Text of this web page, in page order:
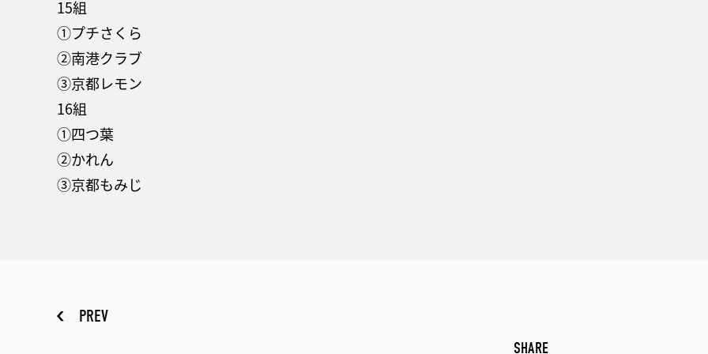
15組
①プチさくら
②南港クラブ
③京都レモン
16組
①四つ葉
②かれん
③京都もみじ
PREV
SHARE